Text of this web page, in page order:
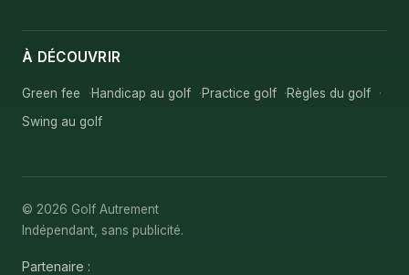
À DÉCOUVRIR
Green fee Handicap au golf Practice golf
Règles du golf
Swing au golf
© 2026 Golf Autrement
Indépendant, sans publicité.
Partenaire :